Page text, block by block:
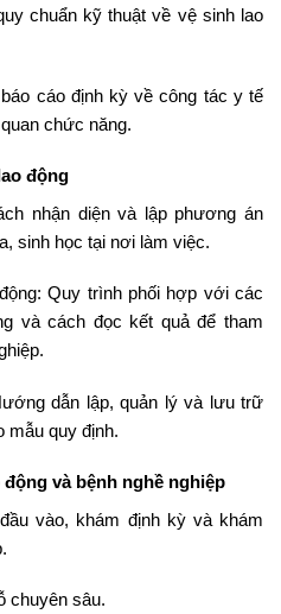
chuẩn kỹ thuật về vệ sinh lao
cáo định kỳ về công tác y tế
chức năng.
động
nhận diện và lập phương án
sinh học tại nơi làm việc.
Quy trình phối hợp với các
và cách đọc kết quả để tham
dẫn lập, quản lý và lưu trữ
mẫu quy định.
và bệnh nghề nghiệp
vào, khám định kỳ và khám
chuyên sâu.